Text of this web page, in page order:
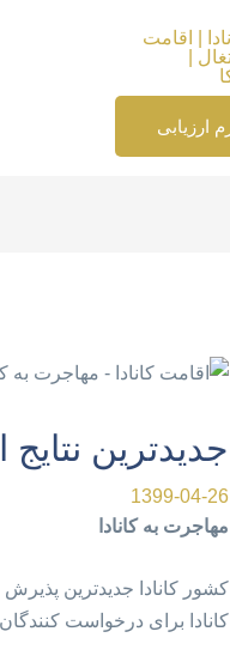
ارزیابی
جدیدترین
1399-04-26
مهاجرت به کانادا
کانادا برای درخواست